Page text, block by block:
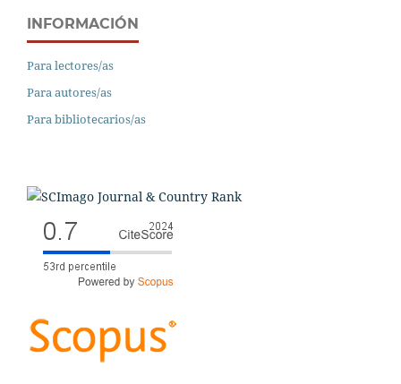
INFORMACIÓN
Para lectores/as
Para autores/as
Para bibliotecarios/as